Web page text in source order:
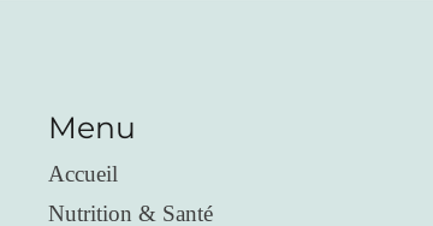
Menu
Accueil
Nutrition & Santé